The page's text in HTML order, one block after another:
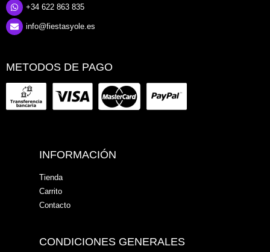
+34 622 863 835
info@fiestasyole.es
METODOS DE PAGO
INFORMACIÓN
Tienda
Carrito
Contacto
CONDICIONES GENERALES